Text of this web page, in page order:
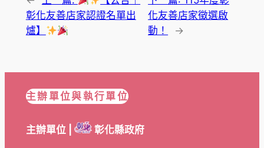
彰化友善店家認證名單出
爐】
化友善店家徵選啟
動！
→
主辦單位與執行單位
主辦單位 | 彰化縣政府